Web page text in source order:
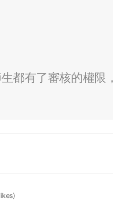
都有了審核的權限